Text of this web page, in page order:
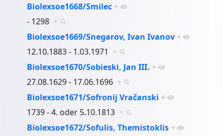
Biolexsoe1668/Smilec +
- 1298 +
Biolexsoe1669/Snegarov, Ivan Ivanov +
12.10.1883 - 1.03.1971 +
Biolexsoe1670/Sobieski, Jan III. +
27.08.1629 - 17.06.1696 +
Biolexsoe1671/Sofronij Vračanski +
1739 - 4. oder 5.10.1813 +
Biolexsoe1672/Sofulis, Themistoklis +